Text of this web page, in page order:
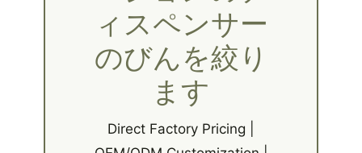
ィスペンサー
のびんを絞り
ます
Direct Factory Pricing |